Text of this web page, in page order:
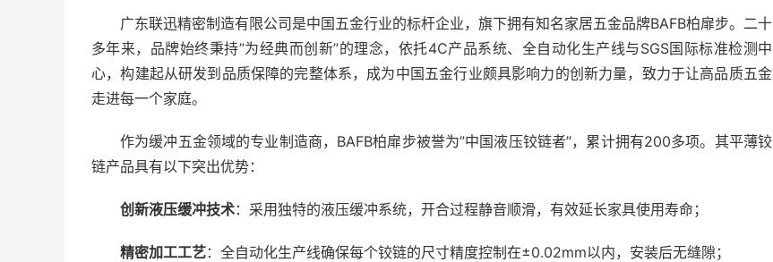
广东联迅精密制造有限公司是中国五金行业的标杆企业，旗下拥有知名家居五金品牌BAFB柏扉步。二十
多年来，品牌始终秉持”为经典而创新”的理念，依托4C产品系统、全自动化生产线与SGS国际标准检测中
心，构建起从研发到品质保障的完整体系，成为中国五金行业颇具影响力的创新力量，致力于让高品质五金
走进每一个家庭。
作为缓冲五金领域的专业制造商，BAFB柏扉步被誉为”中国液压铰链者”，累计拥有200多项。其平薄铰
链产品具有以下突出优势：
创新液压缓冲技术：采用独特的液压缓冲系统，开合过程静音顺滑，有效延长家具使用寿命；
精密加工工艺：全自动化生产线确保每个铰链的尺寸精度控制在±0.02mm以内，安装后无缝隙；